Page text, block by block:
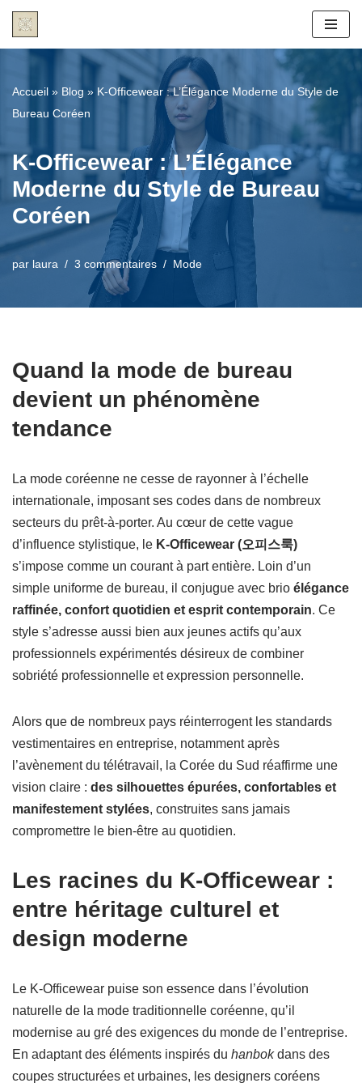
contenu
Accueil » Blog » K-Officewear : L’Élégance Moderne du Style de
Bureau Coréen
K-Officewear : L’Élégance
Moderne du Style de Bureau
Coréen
par laura 3 commentaires Mode
Quand la mode de bureau
devient un phénomène
tendance
La mode coréenne ne cesse de rayonner à l’échelle
internationale, imposant ses codes dans de nombreux
secteurs du prêt-à-porter. Au cœur de cette vague
d’influence stylistique, le K-Officewear (오피스룩)
s’impose comme un courant à part entière. Loin d’un
simple uniforme de bureau, il conjugue avec brio élégance
raffinée, confort quotidien et esprit contemporain. Ce
style s’adresse aussi bien aux jeunes actifs qu’aux
professionnels expérimentés désireux de combiner
sobriété professionnelle et expression personnelle.
Alors que de nombreux pays réinterrogent les standards
vestimentaires en entreprise, notamment après
l’avènement du télétravail, la Corée du Sud réaffirme une
vision claire : des silhouettes épurées, confortables et
manifestement stylées, construites sans jamais
compromettre le bien-être au quotidien.
Les racines du K-Officewear :
entre héritage culturel et
design moderne
Le K-Officewear puise son essence dans l’évolution
naturelle de la mode traditionnelle coréenne, qu’il
modernise au gré des exigences du monde de l’entreprise.
En adaptant des éléments inspirés du hanbokdans des
coupes structurées et urbaines, les designers coréens